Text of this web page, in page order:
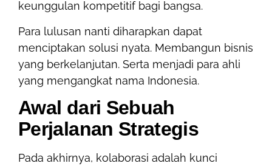
keunggulan kompetitif bagi bangsa.
Para lulusan nanti diharapkan dapat
menciptakan solusi nyata. Membangun bisnis
yang berkelanjutan. Serta menjadi para ahli
yang mengangkat nama Indonesia.
Awal dari Sebuah
Perjalanan Strategis
Pada akhirnya, kolaborasi adalah kunci